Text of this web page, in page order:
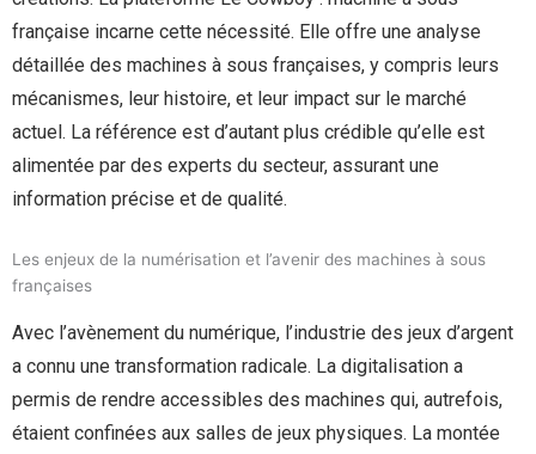
française incarne cette nécessité. Elle offre une analyse
détaillée des machines à sous françaises, y compris leurs
mécanismes, leur histoire, et leur impact sur le marché
actuel. La référence est d’autant plus crédible qu’elle est
alimentée par des experts du secteur, assurant une
information précise et de qualité.
Les enjeux de la numérisation et l’avenir des machines à sous
françaises
Avec l’avènement du numérique, l’industrie des jeux d’argent
a connu une transformation radicale. La digitalisation a
permis de rendre accessibles des machines qui, autrefois,
étaient confinées aux salles de jeux physiques. La montée